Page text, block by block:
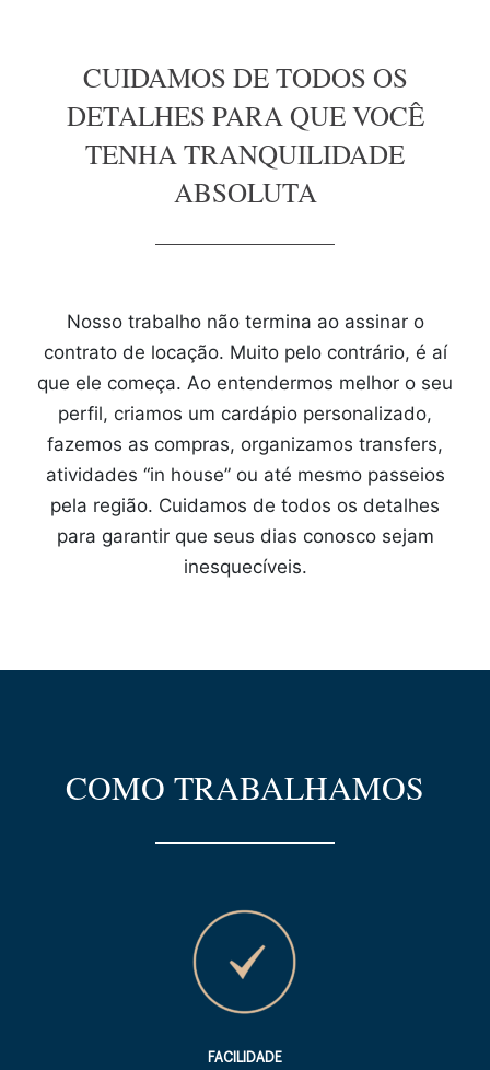
CUIDAMOS DE TODOS OS
DETALHES PARA QUE VOCÊ
TENHA TRANQUILIDADE
ABSOLUTA
Nosso trabalho não termina ao assinar o
contrato de locação. Muito pelo contrário, é aí
que ele começa. Ao entendermos melhor o seu
perfil, criamos um cardápio personalizado,
fazemos as compras, organizamos transfers,
atividades “in house” ou até mesmo passeios
pela região. Cuidamos de todos os detalhes
para garantir que seus dias conosco sejam
inesquecíveis.
COMO TRABALHAMOS
FACILIDADE